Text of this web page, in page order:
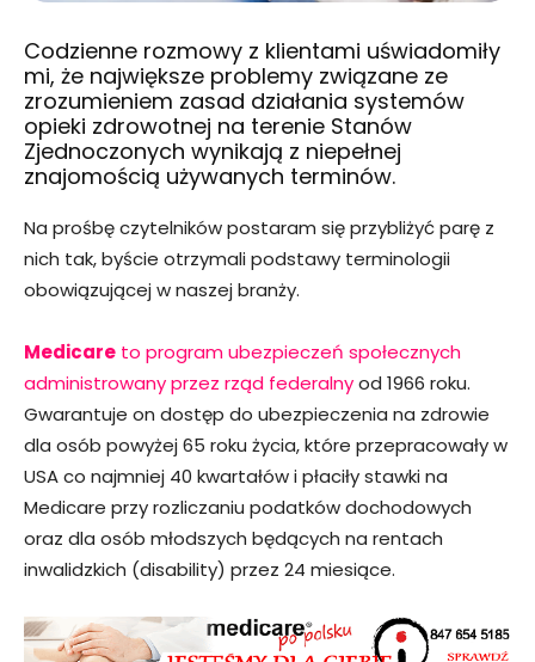
Codzienne rozmowy z klientami uświadomiły
mi, że największe problemy związane ze
zrozumieniem zasad działania systemów
opieki zdrowotnej na terenie Stanów
Zjednoczonych wynikają z niepełnej
znajomością używanych terminów.
Na prośbę czytelników postaram się przybliżyć parę z
nich tak, byście otrzymali podstawy terminologii
obowiązującej w naszej branży.
Medicare to program ubezpieczeń społecznych
administrowany przez rząd federalnyod 1966 roku.
Gwarantuje on dostęp do ubezpieczenia na zdrowie
dla osób powyżej 65 roku życia, które przepracowały w
USA co najmniej 40 kwartałów i płaciły stawki na
Medicare przy rozliczaniu podatków dochodowych
oraz dla osób młodszych będących na rentach
inwalidzkich (disability) przez 24 miesiące.